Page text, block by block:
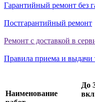
Гарантийный ремонт без
Постгарантийный ремонт
Ремонт с доставкой в
Правила приема и выдачи
Наименование
До
вкл